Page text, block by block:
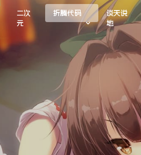
二次
元
折腾代码
谈天说
地